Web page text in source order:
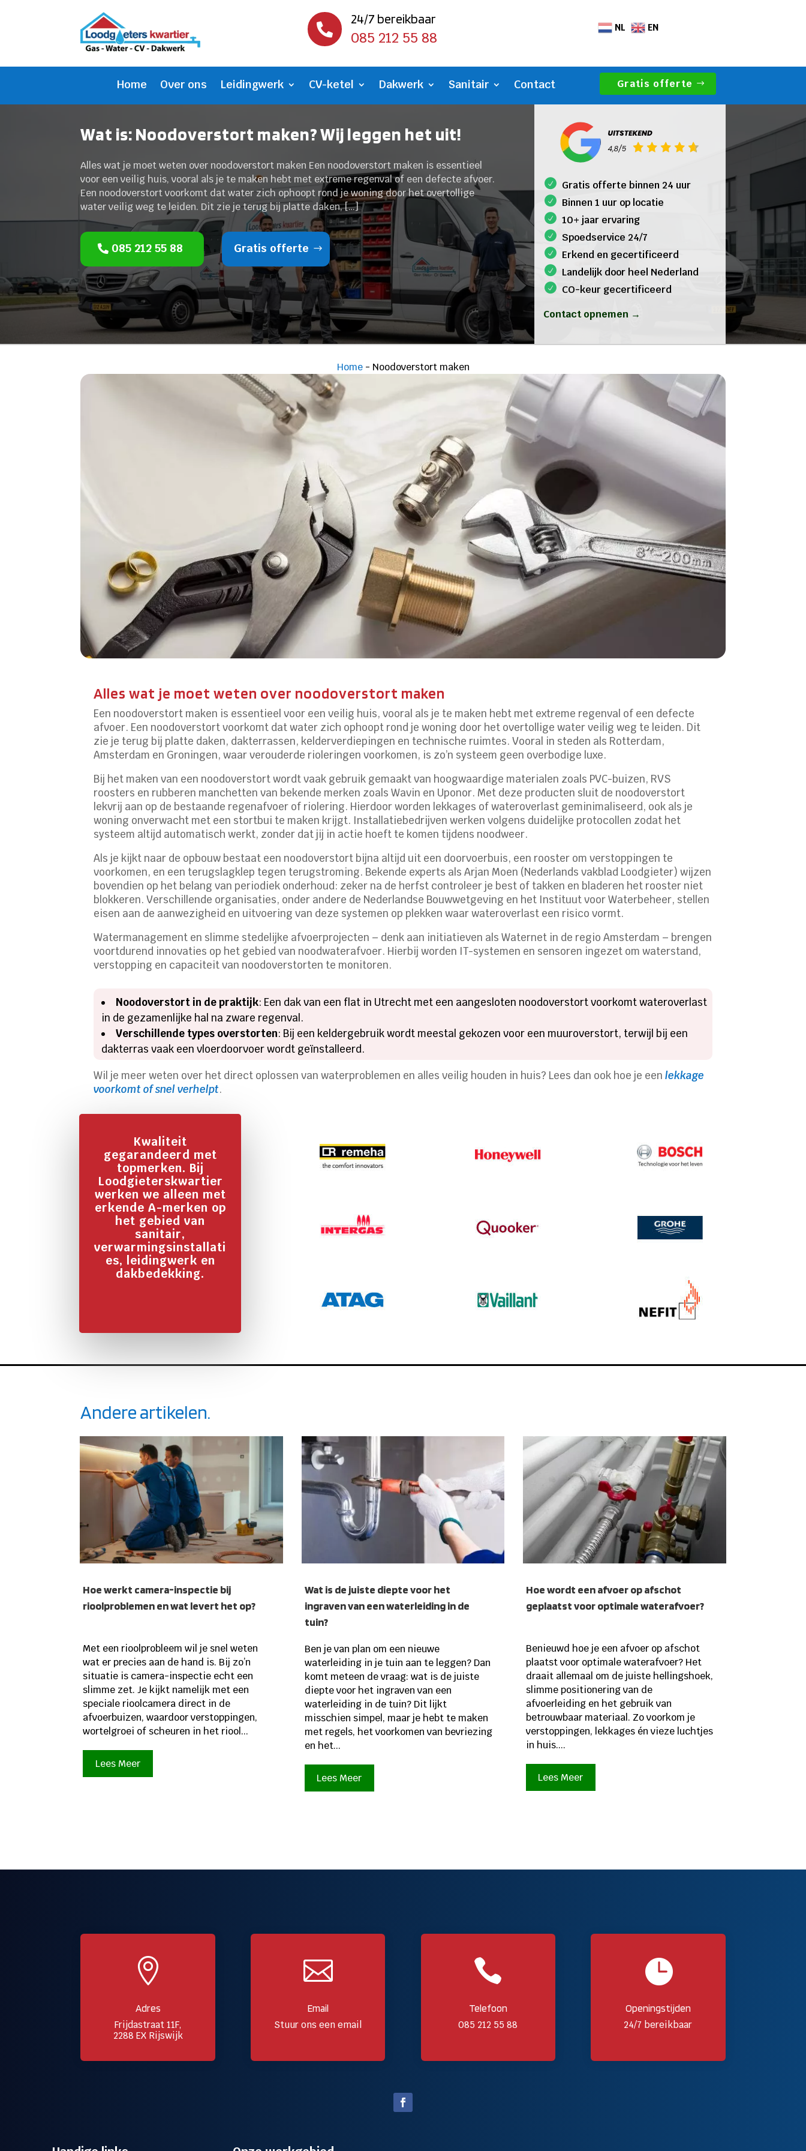

24/7 bereikbaar
085 212 55 88
NL EN
Home Over ons Leidingwerk CV-ketel Dakwerk Sanitair Contact Gratis offerte
Wat is: Noodoverstort maken? Wij leggen het uit!
Alles wat je moet weten over noodoverstort maken Een noodoverstort maken is essentieel
voor een veilig huis, vooral als je te maken hebt met extreme regenval of een defecte afvoer.
Een noodoverstort voorkomt dat water zich ophoopt rond je woning door het overtollige
water veilig weg te leiden. Dit zie je terug bij platte daken, […]
085 212 55 88 Gratis offerte
Gratis offerte binnen 24 uur
Binnen 1 uur op locatie
10+ jaar ervaring
Spoedservice 24/7
Erkend en gecertificeerd
Landelijk door heel Nederland
CO-keur gecertificeerd
Contact opnemen →
Home- Noodoverstort maken
Alles wat je moet weten over noodoverstort maken
Een noodoverstort maken is essentieel voor een veilig huis, vooral als je te maken hebt met extreme regenval of een defecte
afvoer. Een noodoverstort voorkomt dat water zich ophoopt rond je woning door het overtollige water veilig weg te leiden. Dit
zie je terug bij platte daken, dakterrassen, kelderverdiepingen en technische ruimtes. Vooral in steden als Rotterdam,
Amsterdam en Groningen, waar verouderde rioleringen voorkomen, is zo’n systeem geen overbodige luxe.
Bij het maken van een noodoverstort wordt vaak gebruik gemaakt van hoogwaardige materialen zoals PVC-buizen, RVS
roosters en rubberen manchetten van bekende merken zoals Wavin en Uponor. Met deze producten sluit de noodoverstort
lekvrij aan op de bestaande regenafvoer of riolering. Hierdoor worden lekkages of wateroverlast geminimaliseerd, ook als je
woning onverwacht met een stortbui te maken krijgt. Installatiebedrijven werken volgens duidelijke protocollen zodat het
systeem altijd automatisch werkt, zonder dat jij in actie hoeft te komen tijdens noodweer.
Als je kijkt naar de opbouw bestaat een noodoverstort bijna altijd uit een doorvoerbuis, een rooster om verstoppingen te
voorkomen, en een terugslagklep tegen terugstroming. Bekende experts als Arjan Moen (Nederlands vakblad Loodgieter) wijzen
bovendien op het belang van periodiek onderhoud: zeker na de herfst controleer je best of takken en bladeren het rooster niet
blokkeren. Verschillende organisaties, onder andere de Nederlandse Bouwwetgeving en het Instituut voor Waterbeheer, stellen
eisen aan de aanwezigheid en uitvoering van deze systemen op plekken waar wateroverlast een risico vormt.
Watermanagement en slimme stedelijke afvoerprojecten – denk aan initiatieven als Waternet in de regio Amsterdam – brengen
voortdurend innovaties op het gebied van noodwaterafvoer. Hierbij worden IT-systemen en sensoren ingezet om waterstand,
verstopping en capaciteit van noodoverstorten te monitoren.
Noodoverstort in de praktijk: Een dak van een flat in Utrecht met een aangesloten noodoverstort voorkomt wateroverlast
in de gezamenlijke hal na zware regenval.
Verschillende types overstorten: Bij een keldergebruik wordt meestal gekozen voor een muuroverstort, terwijl bij een
dakterras vaak een vloerdoorvoer wordt geïnstalleerd.
Wil je meer weten over het direct oplossen van waterproblemen en alles veilig houden in huis? Lees dan ook hoe je eenlekkage
voorkomt of snel verhelpt.
Kwaliteit
gegarandeerd met
topmerken. Bij
Loodgieterskwartier
werken we alleen met
erkende A-merken op
het gebied van
sanitair,
verwarmingsinstallati
es, leidingwerk en
dakbedekking.
Andere artikelen.
Hoe werkt camera-inspectie bij
rioolproblemen en wat levert het op?
Met een rioolprobleem wil je snel weten
wat er precies aan de hand is. Bij zo’n
situatie is camera-inspectie echt een
slimme zet. Je kijkt namelijk met een
speciale rioolcamera direct in de
afvoerbuizen, waardoor verstoppingen,
wortelgroei of scheuren in het riool...
Lees Meer
Wat is de juiste diepte voor het
ingraven van een waterleiding in de
tuin?
Ben je van plan om een nieuwe
waterleiding in je tuin aan te leggen? Dan
komt meteen de vraag: wat is de juiste
diepte voor het ingraven van een
waterleiding in de tuin? Dit lijkt
misschien simpel, maar je hebt te maken
met regels, het voorkomen van bevriezing
en het...
Lees Meer
Hoe wordt een afvoer op afschot
geplaatst voor optimale waterafvoer?
Benieuwd hoe je een afvoer op afschot
plaatst voor optimale waterafvoer? Het
draait allemaal om de juiste hellingshoek,
slimme positionering van de
afvoerleiding en het gebruik van
betrouwbaar materiaal. Zo voorkom je
verstoppingen, lekkages én vieze luchtjes
in huis....
Lees Meer

Adres
Frijdastraat 11F,
2288 EX Rijswijk

Email
Stuur ons een email

Telefoon
085 212 55 88

Openingstijden
24/7 bereikbaar